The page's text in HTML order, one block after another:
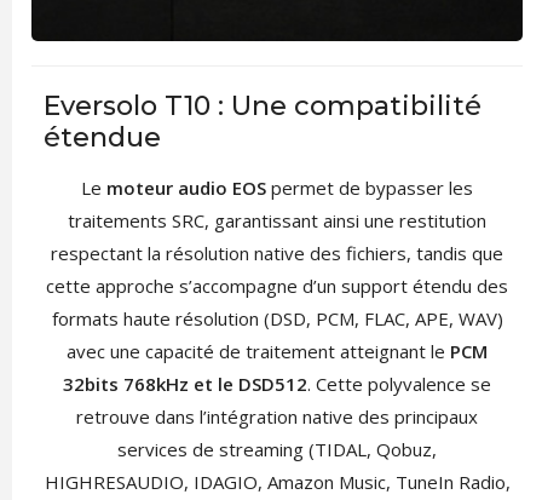
Eversolo T10 : Une compatibilité
étendue
Le moteur audio EOS permet de bypasser les
traitements SRC, garantissant ainsi une restitution
respectant la résolution native des fichiers, tandis que
cette approche s’accompagne d’un support étendu des
formats haute résolution (DSD, PCM, FLAC, APE, WAV)
avec une capacité de traitement atteignant le PCM
32bits 768kHz et le DSD512. Cette polyvalence se
retrouve dans l’intégration native des principaux
services de streaming (TIDAL, Qobuz,
HIGHRESAUDIO, IDAGIO, Amazon Music, TuneIn Radio,